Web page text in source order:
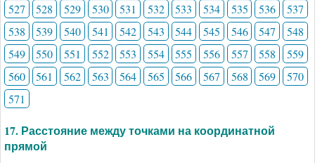
527 528 529 530 531 532 533 534 535 536
537
538
539 540 541 542 543 544 545 546 547
548
549
550 551 552 553 554 555 556 557 558
559
560
561 562 563 564 565 566 567 568 569
570
571
17. Расстояние между точками на координатной
прямой